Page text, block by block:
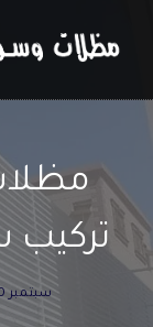
المحتوى
تركيب
سبتمبر 20, 2025